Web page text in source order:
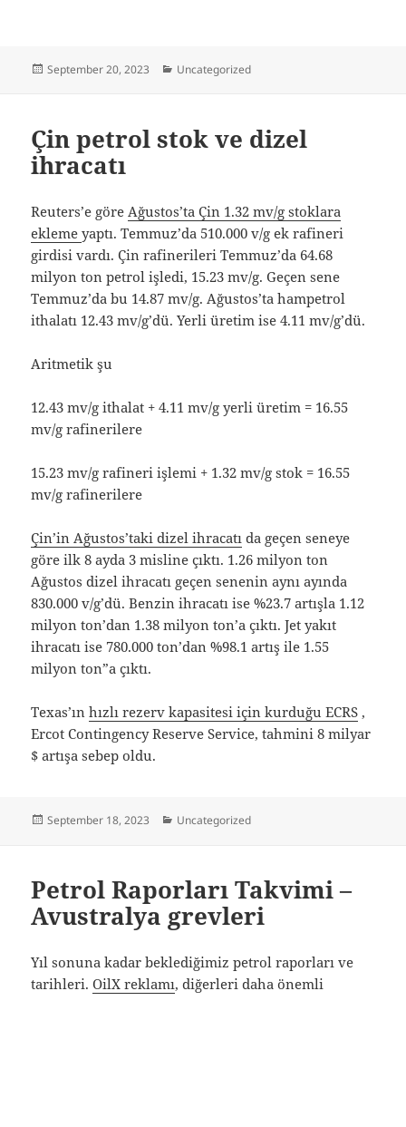
Posted
September 20, 2023 Categories
Uncategorized
Çin petrol stok ve dizel
ihracatı
Reuters’e göre Ağustos’ta Çin 1.32 mv/g stoklara
eklemeyaptı. Temmuz’da 510.000 v/g ek rafineri
girdisi vardı. Çin rafinerileri Temmuz’da 64.68
milyon ton petrol işledi, 15.23 mv/g. Geçen sene
Temmuz’da bu 14.87 mv/g. Ağustos’ta hampetrol
ithalatı 12.43 mv/g’dü. Yerli üretim ise 4.11 mv/g’dü.
Aritmetik şu
12.43 mv/g ithalat + 4.11 mv/g yerli üretim = 16.55
mv/g rafinerilere
15.23 mv/g rafineri işlemi + 1.32 mv/g stok = 16.55
mv/g rafinerilere
Çin’in Ağustos’taki dizel ihracatı da geçen seneye
göre ilk 8 ayda 3 misline çıktı. 1.26 milyon ton
Ağustos dizel ihracatı geçen senenin aynı ayında
830.000 v/g’dü. Benzin ihracatı ise %23.7 artışla 1.12
milyon ton’dan 1.38 milyon ton’a çıktı. Jet yakıt
ihracatı ise 780.000 ton’dan %98.1 artış ile 1.55
milyon ton”a çıktı.
Texas’ınhızlı rezerv kapasitesi için kurduğu ECRS ,
Ercot Contingency Reserve Service, tahmini 8 milyar
$ artışa sebep oldu.
Posted
September 18, 2023 Categories
Uncategorized
Petrol Raporları Takvimi –
Avustralya grevleri
Yıl sonuna kadar beklediğimiz petrol raporları ve
tarihleri.OilX reklamı, diğerleri daha önemli